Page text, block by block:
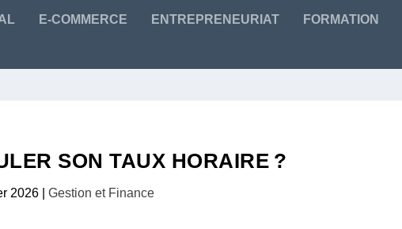
E-COMMERCE ENTREPRENEURIAT FORMATION
SON TAUX HORAIRE ?
2026| Gestion et Finance